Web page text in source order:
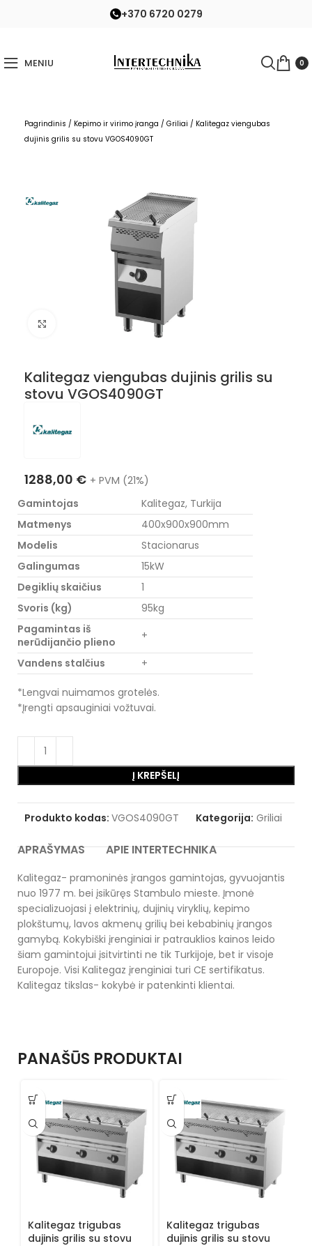
+370 6720 0279
MENIU 0
Pagrindinis / Kepimo ir virimo įranga / Griliai / Kalitegaz viengubas
dujinis grilis su stovu VGOS4090GT
Nuotraukos padidinimas
Kalitegaz viengubas dujinis grilis su
stovu VGOS4090GT
1288,00 € + PVM (21%)
Gamintojas
Kalitegaz, Turkija
Matmenys
400x900x900mm
Modelis
Stacionarus
Galingumas
15kW
Degiklių skaičius
1
Svoris (kg)
95kg
Pagamintas iš
nerūdijančio plieno
+
Vandens stalčius
+
*Lengvai nuimamos grotelės.
*Įrengti apsauginiai vožtuvai.
Į KREPŠELĮ
Produkto kodas: VGOS4090GT Kategorija: Griliai
APRAŠYMAS APIE INTERTECHNIKA
Kalitegaz- pramoninės įrangos gamintojas, gyvuojantis
nuo 1977 m. bei įsikūręs Stambulo mieste. Įmonė
specializuojasi į elektrinių, dujinių viryklių, kepimo
plokštumų, lavos akmenų grilių bei kebabinių įrangos
gamybą. Kokybiški įrenginiai ir patrauklios kainos leido
šiam gamintojui įsitvirtinti ne tik Turkijoje, bet ir visoje
Europoje. Visi Kalitegaz įrenginiai turi CE sertifikatus.
Kalitegaz tikslas- kokybė ir patenkinti klientai.
PANAŠŪS PRODUKTAI
Kalitegaz trigubas
dujinis grilis su stovu
Kalitegaz trigubas
dujinis grilis su stovu